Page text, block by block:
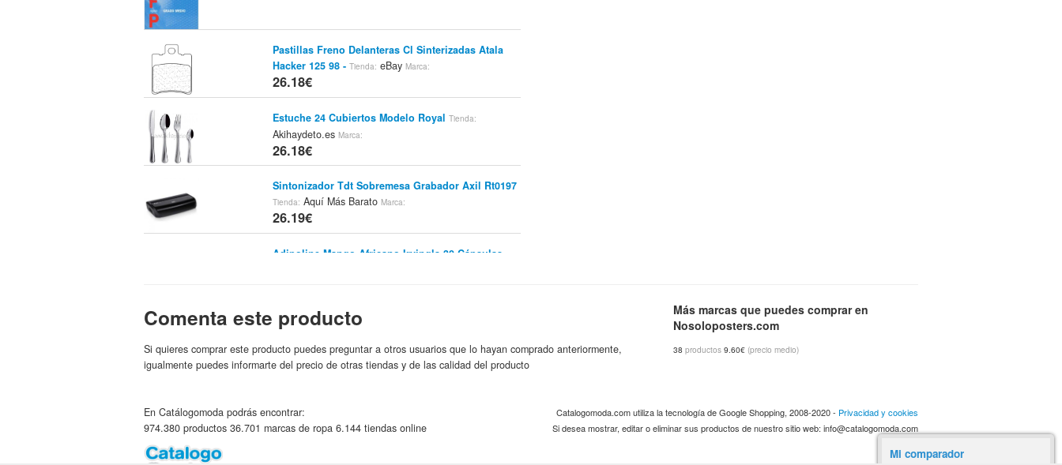
Pastillas Freno Delanteras Cl Sinterizadas Atala
Hacker 125 98 - Tienda: eBayMarca:
26.18€
Estuche 24 Cubiertos Modelo Royal Tienda:
Akihaydeto.esMarca:
26.18€
Sintonizador Tdt Sobremesa Grabador Axil Rt0197
Tienda: Aquí Más BaratoMarca:
26.19€
Adipoline Mango Africano Irvingla 30 Cápsulas
X-mi Altoparlante X Mini II - Verde
26.2€
26.2€
Comenta este producto
Si quieres comprar este producto puedes preguntar a otros usuarios que lo hayan comprado anteriormente,
igualmente puedes informarte del precio de otras tiendas y de las calidad del producto
Más marcas que puedes comprar en
Nosoloposters.com
38productos 9.60€ (precio medio)
En Catálogomoda podrás encontrar:
974.380 productos 36.701 marcas de ropa 6.144 tiendas online
Catalogomoda.com utiliza la tecnología de Google Shopping, 2008-2020 - Privacidad y cookies
Si desea mostrar, editar o eliminar sus productos de nuestro sitio web: info@catalogomoda.com
Mi comparador